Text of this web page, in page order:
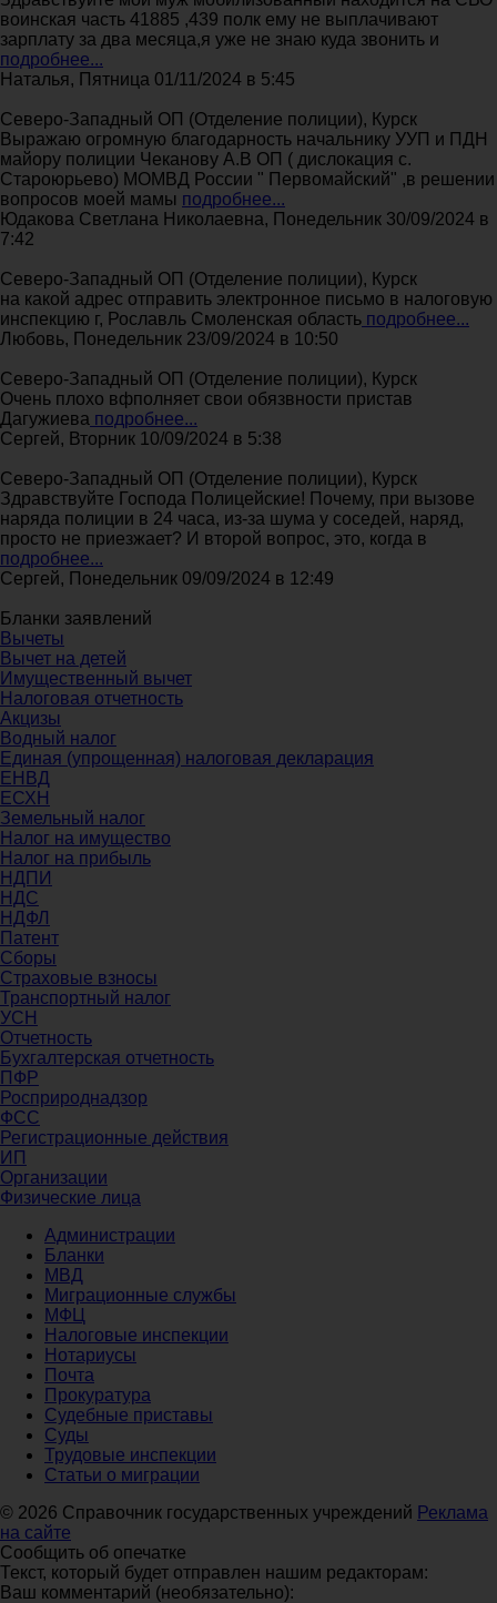
воинская часть 41885 ,439 полк ему не выплачивают
зарплату за два месяца,я уже не знаю куда звонить и
подробнее...
Наталья, Пятница 01/11/2024 в 5:45
Северо-Западный ОП (Отделение полиции), Курск
Выражаю огромную благодарность начальнику УУП и ПДН
майору полиции Чеканову А.В ОП ( дислокация с.
Староюрьево) МОМВД России " Первомайский" ,в решении
вопросов моей мамы подробнее...
Юдакова Светлана Николаевна, Понедельник 30/09/2024 в
7:42
Северо-Западный ОП (Отделение полиции), Курск
на какой адрес отправить электронное письмо в налоговую
инспекцию г, Рославль Смоленская область подробнее...
Любовь, Понедельник 23/09/2024 в 10:50
Северо-Западный ОП (Отделение полиции), Курск
Очень плохо вфполняет свои обязвности пристав
Дагужиева подробнее...
Сергей, Вторник 10/09/2024 в 5:38
Северо-Западный ОП (Отделение полиции), Курск
Здравствуйте Господа Полицейские! Почему, при вызове
наряда полиции в 24 часа, из-за шума у соседей, наряд,
просто не приезжает? И второй вопрос, это, когда в
подробнее...
Сергей, Понедельник 09/09/2024 в 12:49
Бланки заявлений
Вычеты
Вычет на детей
Имущественный вычет
Налоговая отчетность
Акцизы
Водный налог
Единая (упрощенная) налоговая декларация
ЕНВД
ЕСХН
Земельный налог
Налог на имущество
Налог на прибыль
НДПИ
НДС
НДФЛ
Патент
Сборы
Страховые взносы
Транспортный налог
УСН
Отчетность
Бухгалтерская отчетность
ПФР
Росприроднадзор
ФСС
Регистрационные действия
ИП
Организации
Физические лица
Администрации
Бланки
МВД
Миграционные службы
МФЦ
Налоговые инспекции
Нотариусы
Почта
Прокуратура
Судебные приставы
Суды
Трудовые инспекции
Статьи о миграции
© 2026 Справочник государственных учреждений Реклама
на сайте
Сообщить об опечатке
Текст, который будет отправлен нашим редакторам:
Ваш комментарий (необязательно):